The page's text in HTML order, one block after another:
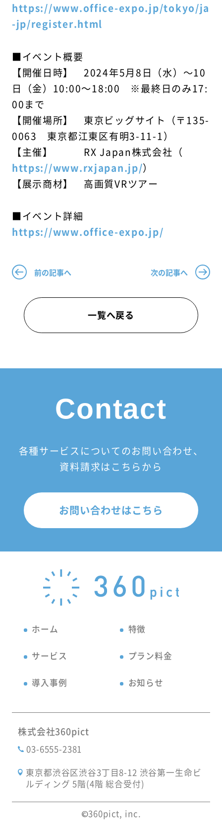
https://www.office-expo.jp/tokyo/ja
-jp/register.html
■イベント概要
【開催日時】 2024年5月8日（水）〜10
日（金）10:00～18:00 ※最終日のみ17:
00まで
【開催場所】 東京ビッグサイト（〒135-
0063 東京都江東区有明3-11-1）
【主催】 RX Japan株式会社（
https://www.rxjapan.jp/）
【展示商材】 高画質VRツアー
■イベント詳細
https://www.office-expo.jp/
前の記事へ 次の記事へ
一覧へ戻る
Contact
各種サービスについてのお問い合わせ、
資料請求はこちらから
お問い合わせはこちら
ホーム 特徴
サービス プラン料金
導入事例 お知らせ
株式会社360pict
03-6555-2381
東京都渋谷区渋谷3丁目8-12 渋谷第一生命ビ
ルディング 5階(4階 総合受付)
©360pict, inc.